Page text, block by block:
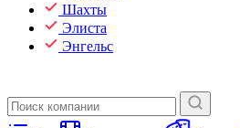
Шахты
Элиста
Энгельс